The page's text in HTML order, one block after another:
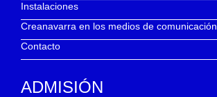
Instalaciones
Creanavarra en los medios de comunicación
Contacto
ADMISIÓN